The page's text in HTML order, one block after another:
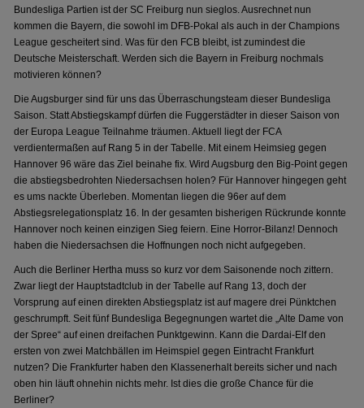
Bundesliga Partien ist der SC Freiburg nun sieglos. Ausrechnet nun
kommen die Bayern, die sowohl im DFB-Pokal als auch in der Champions
League gescheitert sind. Was für den FCB bleibt, ist zumindest die
Deutsche Meisterschaft. Werden sich die Bayern in Freiburg nochmals
motivieren können?
Die Augsburger sind für uns das Überraschungsteam dieser Bundesliga
Saison. Statt Abstiegskampf dürfen die Fuggerstädter in dieser Saison von
der Europa League Teilnahme träumen. Aktuell liegt der FCA
verdientermaßen auf Rang 5 in der Tabelle. Mit einem Heimsieg gegen
Hannover 96 wäre das Ziel beinahe fix. Wird Augsburg den Big-Point gegen
die abstiegsbedrohten Niedersachsen holen? Für Hannover hingegen geht
es ums nackte Überleben. Momentan liegen die 96er auf dem
Abstiegsrelegationsplatz 16. In der gesamten bisherigen Rückrunde konnte
Hannover noch keinen einzigen Sieg feiern. Eine Horror-Bilanz! Dennoch
haben die Niedersachsen die Hoffnungen noch nicht aufgegeben.
Auch die Berliner Hertha muss so kurz vor dem Saisonende noch zittern.
Zwar liegt der Hauptstadtclub in der Tabelle auf Rang 13, doch der
Vorsprung auf einen direkten Abstiegsplatz ist auf magere drei Pünktchen
geschrumpft. Seit fünf Bundesliga Begegnungen wartet die „Alte Dame von
der Spree“ auf einen dreifachen Punktgewinn. Kann die Dardai-Elf den
ersten von zwei Matchbällen im Heimspiel gegen Eintracht Frankfurt
nutzen? Die Frankfurter haben den Klassenerhalt bereits sicher und nach
oben hin läuft ohnehin nichts mehr. Ist dies die große Chance für die
Berliner?